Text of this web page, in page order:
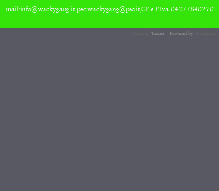
mail:info@wackygang.it pec:wackygang@pec.it,CF e P.Iva 04277840270
Theme | Powered by